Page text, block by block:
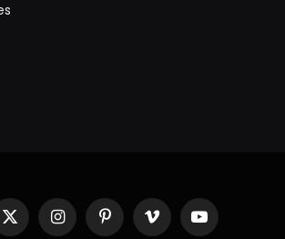
X
InstagramPinterestVimeo YouTube